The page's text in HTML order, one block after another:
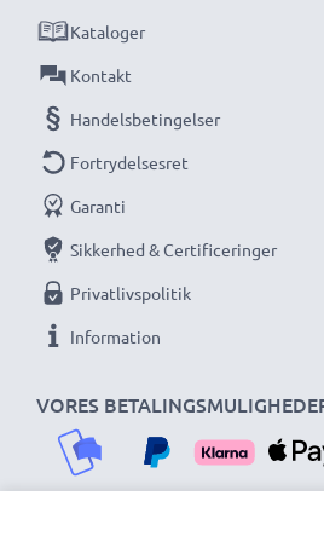
VORES
Kataloger
Kontakt
Handelsbetingelser
Fortrydelsesret
Garanti
Sikkerhed & Certificeringer
Privatlivspolitik
Information